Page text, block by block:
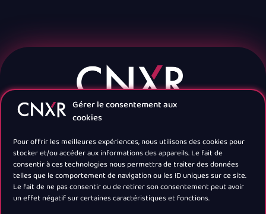
Gérer le consentement aux
cookies
Pour offrir les meilleures expériences, nous utilisons des cookies pour
stocker et/ou accéder aux informations des appareils. Le fait de
consentir à ces technologies nous permettra de traiter des données
telles que le comportement de navigation ou les ID uniques sur ce site.
Le fait de ne pas consentir ou de retirer son consentement peut avoir
un effet négatif sur certaines caractéristiques et fonctions.
Navigation